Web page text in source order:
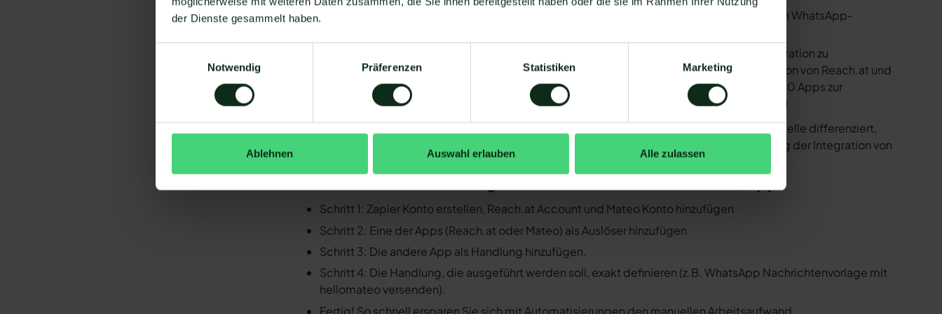
der Dienste gesammelt haben.
Notwendig
Präferenzen Statistiken Marketing
Ablehnen Auswahl erlauben Alle zulassen
Sie müssen WhatsApp über die WhatsApp-Business-API nutzen. Mit dem herkömmlichen WhatsApp-
Ihr WhatsApp Business API Anbieter muss die nötige Software bereitstellen, um die Integration zu
ermöglichen. Längst nicht alle Anbieter der WhatsApp API sind in der Lage, eine Integration von Reach.at und
WhatsApp zu ermöglichen. Mit Mateo stehen Ihnen dank der Zapier Integration über 6.000 Apps zur
Verfügung, die Sie mit WhatsApp verbinden können. Darunter ist natürlich auch Reach.at !
Da der Einrichtungsprozess der Integration je nach dem Anbieter der WhatsApp API Schnittstelle differenziert,
gibt es keine allgemein gültige Anleitung. Wir zeigen Ihnen im Folgenden, wie die Einrichtung der Integration von
Reach.at und WhatsApp mit Mateo funktioniert.
So funktioniert die Integration von Reach.at und WhatsApp
Schritt 1: Zapier Konto erstellen, Reach.at Account und Mateo Konto hinzufügen
Schritt 2: Eine der Apps (Reach.at oder Mateo) als Auslöser hinzufügen
Schritt 3: Die andere App als Handlung hinzufügen.
Schritt 4: Die Handlung, die ausgeführt werden soll, exakt definieren (z.B. WhatsApp Nachrichtenvorlage mit
hellomateo versenden).
Fertig! So schnell ersparen Sie sich mit Automatisierungen den manuellen Arbeitsaufwand.